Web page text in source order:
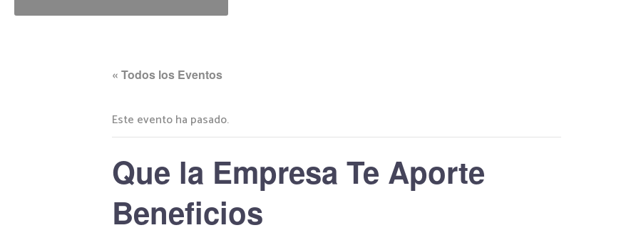
« Todos los Eventos
Este evento ha pasado.
Que la Empresa Te Aporte
Beneficios